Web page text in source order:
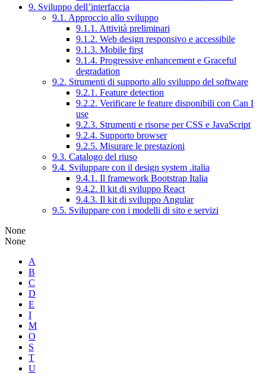
9. Sviluppo dell’interfaccia
9.1. Approccio allo sviluppo
9.1.1. Attività preliminari
9.1.2. Web design responsivo e accessibile
9.1.3. Mobile first
9.1.4. Progressive enhancement e Graceful
degradation
9.2. Strumenti di supporto allo sviluppo del software
9.2.1. Feature detection
9.2.2. Verificare le feature disponibili con Can I
use
9.2.3. Strumenti e risorse per CSS e JavaScript
9.2.4. Supporto browser
9.2.5. Misurare le prestazioni
9.3. Catalogo del riuso
9.4. Sviluppare con il design system .italia
9.4.1. Il framework Bootstrap Italia
9.4.2. Il kit di sviluppo React
9.4.3. Il kit di sviluppo Angular
9.5. Sviluppare con i modelli di sito e servizi
None
None
A
B
C
D
E
I
M
O
S
T
U